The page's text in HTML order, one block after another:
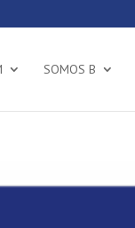
SOMOS B